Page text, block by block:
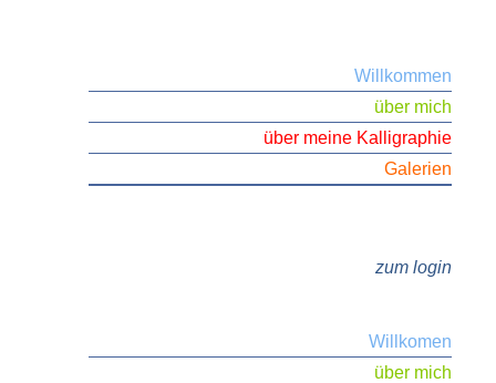
Willkommen
über mich
über meine Kalligraphie
Galerien
zum login
Willkomen
über mich